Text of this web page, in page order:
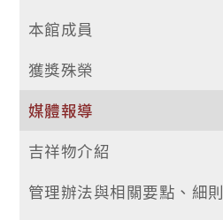
本館成員
獲獎殊榮
媒體報導
吉祥物介紹
管理辦法與相關要點、細則